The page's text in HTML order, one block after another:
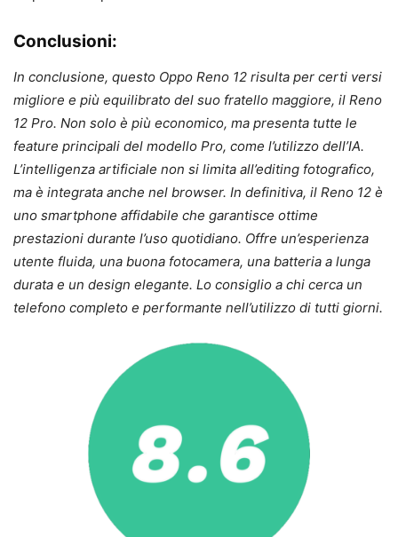
Conclusioni:
In conclusione, questo Oppo Reno 12 risulta per certi versi
migliore e più equilibrato del suo fratello maggiore, il Reno
12 Pro. Non solo è più economico, ma presenta tutte le
feature principali del modello Pro, come l’utilizzo dell’IA.
L’intelligenza artificiale non si limita all’editing fotografico,
ma è integrata anche nel browser. In definitiva, il Reno 12 è
uno smartphone affidabile che garantisce ottime
prestazioni durante l’uso quotidiano. Offre un’esperienza
utente fluida, una buona fotocamera, una batteria a lunga
durata e un design elegante. Lo consiglio a chi cerca un
telefono completo e performante nell’utilizzo di tutti giorni.